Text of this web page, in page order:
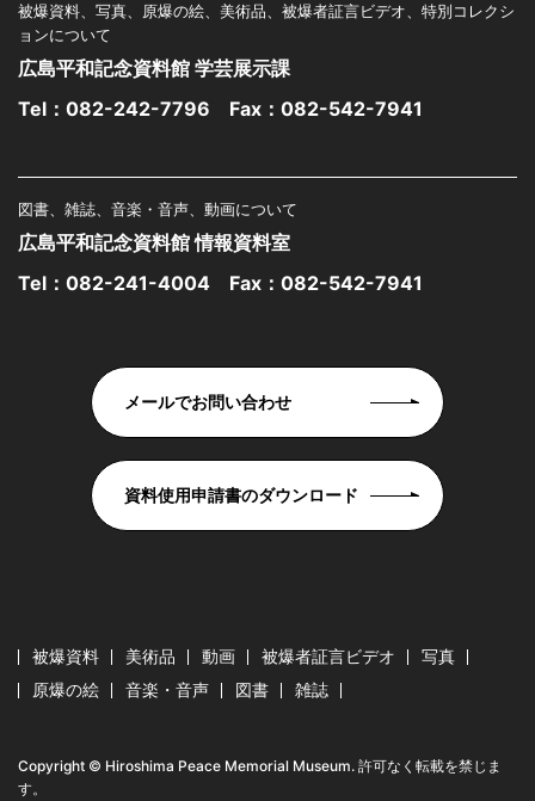
被爆資料、写真、原爆の絵、美術品、被爆者証言ビデオ、特別コレクシ
ョンについて
広島平和記念資料館 学芸展示課
Tel： 082-242-7796 Fax：082-542-7941
図書、雑誌、音楽・音声、動画について
広島平和記念資料館 情報資料室
Tel： 082-241-4004 Fax：082-542-7941
メールでお問い合わせ
資料使用申請書のダウンロード
被爆資料 美術品 動画 被爆者証言ビデオ
写真
原爆の絵
音楽・音声 図書 雑誌
Copyright © Hiroshima Peace Memorial Museum. 許可なく転載を禁じま
す。